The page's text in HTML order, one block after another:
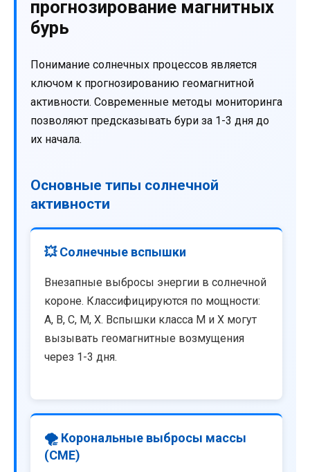
прогнозирование магнитных
бурь
Понимание солнечных процессов является
ключом к прогнозированию геомагнитной
активности. Современные методы мониторинга
позволяют предсказывать бури за 1-3 дня до
их начала.
Основные типы солнечной
активности
💥 Солнечные вспышки
Внезапные выбросы энергии в солнечной
короне. Классифицируются по мощности:
A, B, C, M, X. Вспышки класса M и X могут
вызывать геомагнитные возмущения
через 1-3 дня.
🌪️ Корональные выбросы массы
(CME)